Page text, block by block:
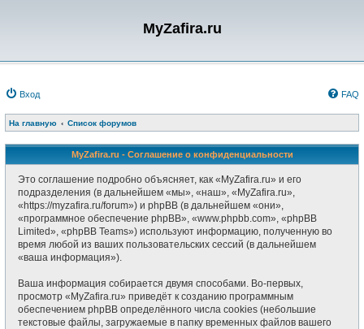
MyZafira.ru
Вход FAQ
На главную Список форумов
MyZafira.ru - Соглашение о конфиденциальности
Это соглашение подробно объясняет, как «MyZafira.ru» и его
подразделения (в дальнейшем «мы», «наш», «MyZafira.ru»,
«https://myzafira.ru/forum») и phpBB (в дальнейшем «они»,
«программное обеспечение phpBB», «www.phpbb.com», «phpBB
Limited», «phpBB Teams») используют информацию, полученную во
время любой из ваших пользовательских сессий (в дальнейшем
«ваша информация»).
Ваша информация собирается двумя способами. Во-первых,
просмотр «MyZafira.ru» приведёт к созданию программным
обеспечением phpBB определённого числа cookies (небольшие
текстовые файлы, загружаемые в папку временных файлов вашего